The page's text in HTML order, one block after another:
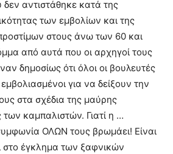
αντιστάθηκε κατά της
των εμβολίων και της
στους άνω των 60 και
από αυτά που οι αρχηγοί τους
δημοσίως ότι όλοι οι βουλευτές
εμβολιασμένοι για να δείξουν την
στα σχέδια της μαύρης
των καμπαλιστών. Γιατί η …
ΟΛΩΝ τους βρωμάει! Είναι
στο έγκλημα των ξαφνικών